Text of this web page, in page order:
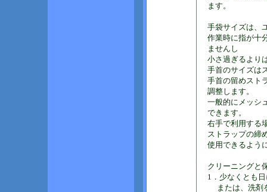
ます。
手袋サイズは、
作業時に指が十
ませんし
小さ過ぎるより
手首のサイズは
手首の留めスト
調整します。
一般的にメッシ
できます。
右手で利用する
ストラップの締
使用できるよう
クリーニングと
1．少なくとも
または、洗剤